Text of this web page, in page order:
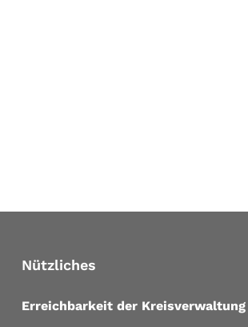
Nützliches
Erreichbarkeit der Kreisverwaltung